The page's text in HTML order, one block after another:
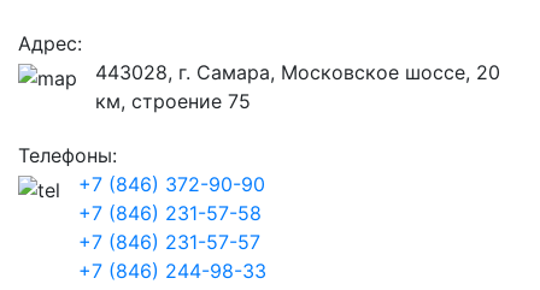
Адрес:
443028, г. Самара, Московское шоссе, 20
км, строение 75
Телефоны:
+7 (846) 372-90-90
+7 (846) 231-57-58
+7 (846) 231-57-57
+7 (846) 244-98-33